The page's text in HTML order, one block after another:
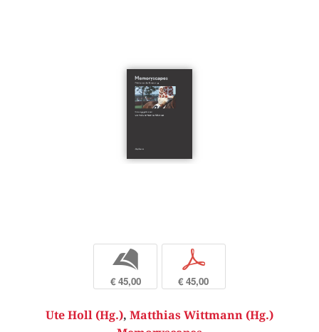
b
€ 45,00
p
€ 45,00
Ute Holl (Hg.), Matthias Wittmann (Hg.)